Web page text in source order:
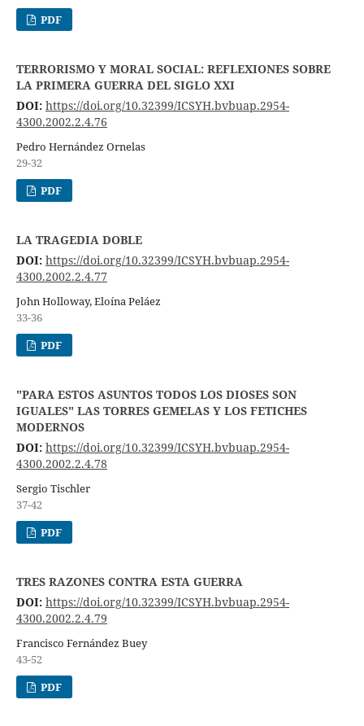
PDF
TERRORISMO Y MORAL SOCIAL: REFLEXIONES SOBRE
LA PRIMERA GUERRA DEL SIGLO XXI
DOI: https://doi.org/10.32399/ICSYH.bvbuap.2954-
4300.2002.2.4.76
Pedro Hernández Ornelas
29-32
PDF
LA TRAGEDIA DOBLE
DOI: https://doi.org/10.32399/ICSYH.bvbuap.2954-
4300.2002.2.4.77
John Holloway, Eloína Peláez
33-36
PDF
"PARA ESTOS ASUNTOS TODOS LOS DIOSES SON
IGUALES" LAS TORRES GEMELAS Y LOS FETICHES
MODERNOS
DOI: https://doi.org/10.32399/ICSYH.bvbuap.2954-
4300.2002.2.4.78
Sergio Tischler
37-42
PDF
TRES RAZONES CONTRA ESTA GUERRA
DOI: https://doi.org/10.32399/ICSYH.bvbuap.2954-
4300.2002.2.4.79
Francisco Fernández Buey
43-52
PDF